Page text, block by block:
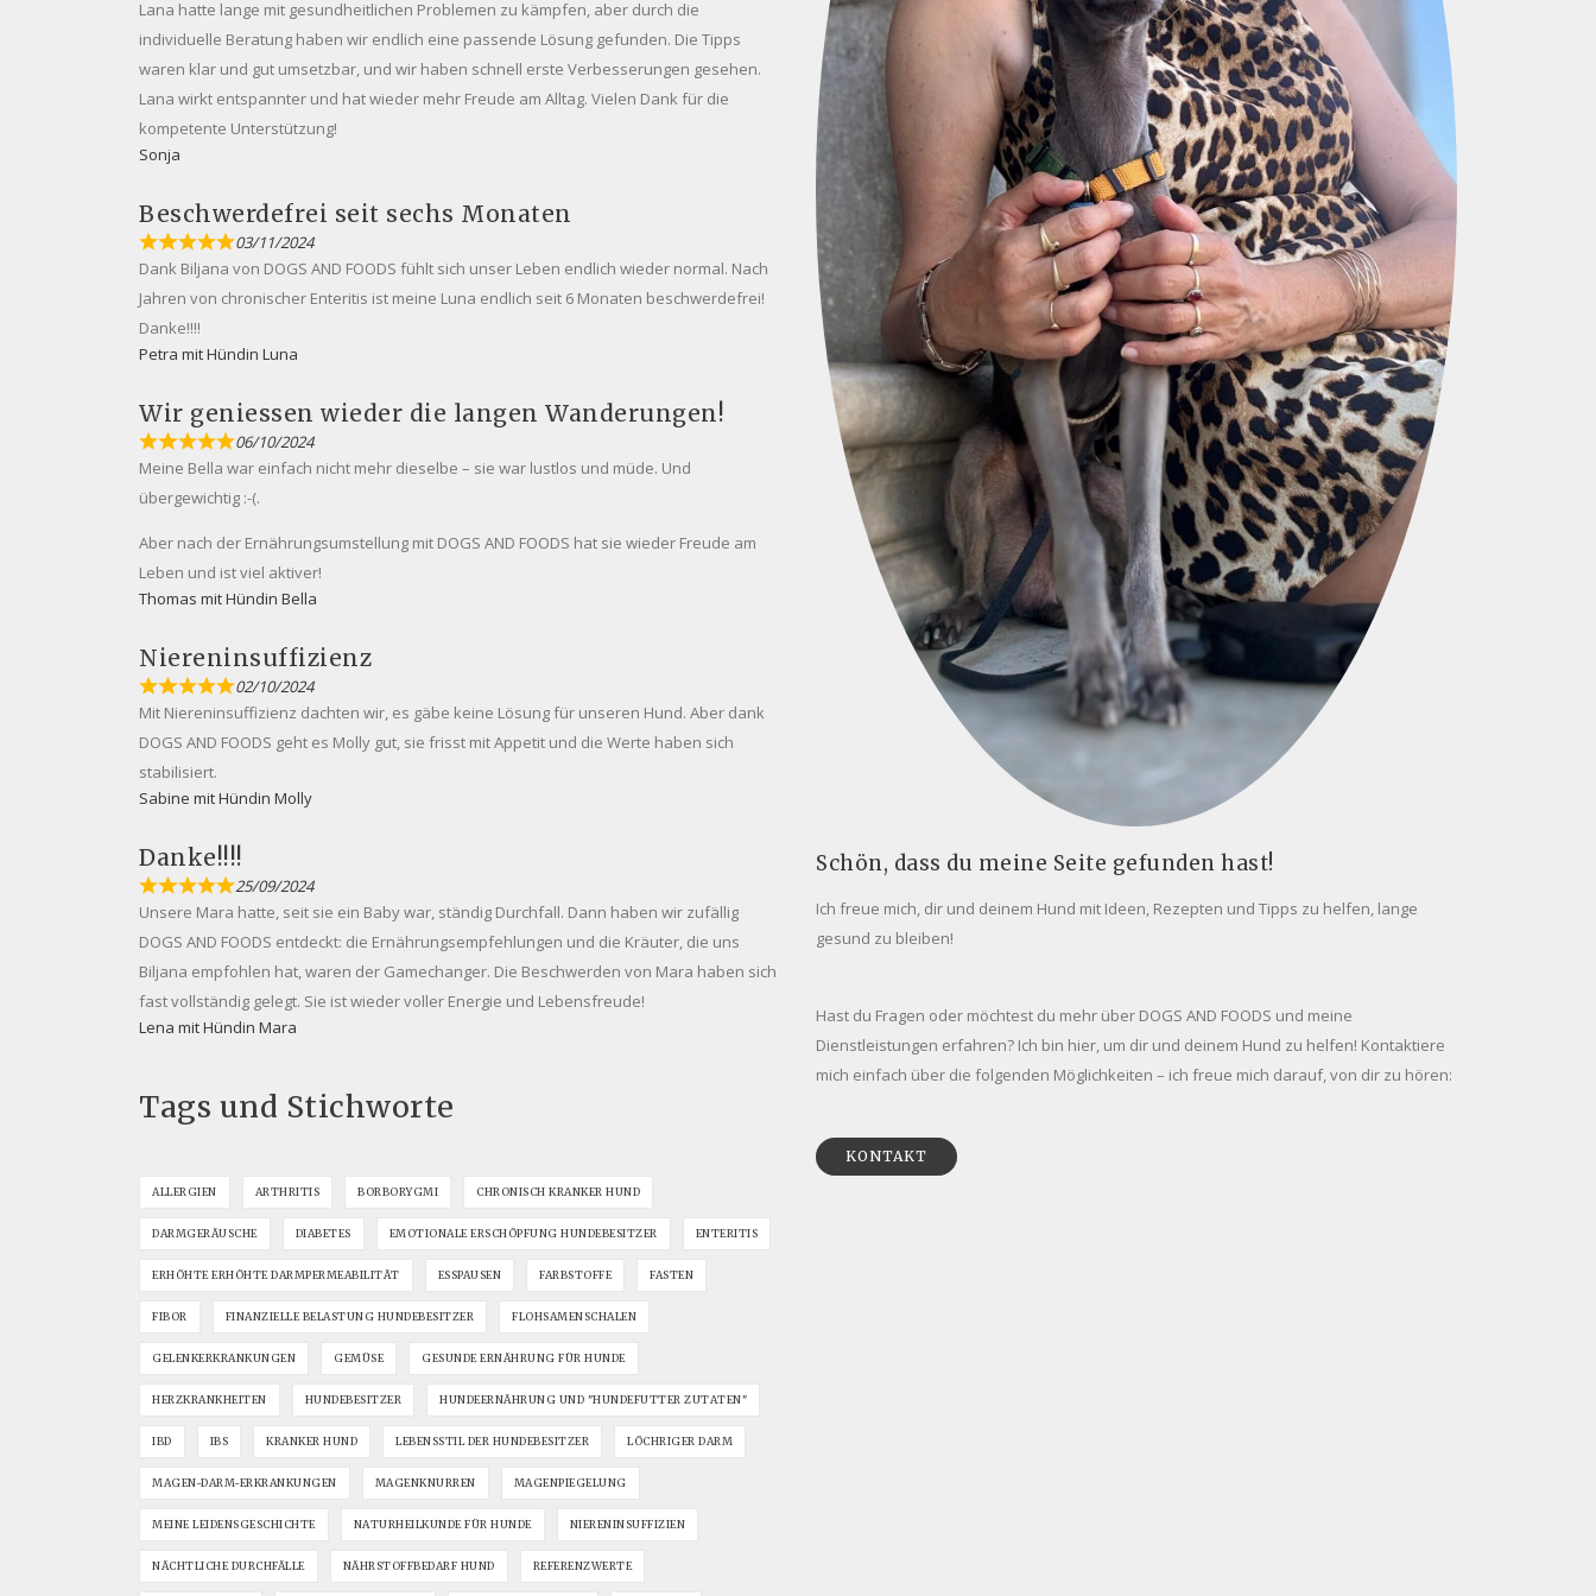
Lana hatte lange mit gesundheitlichen Problemen zu kämpfen, aber durch die
individuelle Beratung haben wir endlich eine passende Lösung gefunden. Die Tipps
waren klar und gut umsetzbar, und wir haben schnell erste Verbesserungen gesehen.
Lana wirkt entspannter und hat wieder mehr Freude am Alltag. Vielen Dank für die
kompetente Unterstützung!
Sonja
Beschwerdefrei seit sechs Monaten
03/11/2024
Dank Biljana von DOGS AND FOODS fühlt sich unser Leben endlich wieder normal. Nach
Jahren von chronischer Enteritis ist meine Luna endlich seit 6 Monaten beschwerdefrei!
Danke!!!!
Petra mit Hündin Luna
Wir geniessen wieder die langen Wanderungen!
06/10/2024
Meine Bella war einfach nicht mehr dieselbe – sie war lustlos und müde. Und
übergewichtig :-(.
Aber nach der Ernährungsumstellung mit DOGS AND FOODS hat sie wieder Freude am
Leben und ist viel aktiver!
Thomas mit Hündin Bella
Niereninsuffizienz
02/10/2024
Mit Niereninsuffizienz dachten wir, es gäbe keine Lösung für unseren Hund. Aber dank
DOGS AND FOODS geht es Molly gut, sie frisst mit Appetit und die Werte haben sich
stabilisiert.
Sabine mit Hündin Molly
Danke!!!!
25/09/2024
Unsere Mara hatte, seit sie ein Baby war, ständig Durchfall. Dann haben wir zufällig
DOGS AND FOODS entdeckt: die Ernährungsempfehlungen und die Kräuter, die uns
Biljana empfohlen hat, waren der Gamechanger. Die Beschwerden von Mara haben sich
fast vollständig gelegt. Sie ist wieder voller Energie und Lebensfreude!
Lena mit Hündin Mara
Tags und Stichworte
ALLERGIEN ARTHRITIS BORBORYGMI CHRONISCH KRANKER HUND
DARMGERÄUSCHE DIABETES EMOTIONALE ERSCHÖPFUNG HUNDEBESITZER ENTERITIS
ERHÖHTE ERHÖHTE DARMPERMEABILITÄT ESSPAUSEN FARBSTOFFE FASTEN
FIBOR FINANZIELLE BELASTUNG HUNDEBESITZER FLOHSAMENSCHALEN
GELENKERKRANKUNGEN GEMÜSE GESUNDE ERNÄHRUNG FÜR HUNDE
HERZKRANKHEITEN HUNDEBESITZER HUNDEERNÄHRUNG UND "HUNDEFUTTER ZUTATEN"
IBD IBS KRANKER HUND LEBENSSTIL DER HUNDEBESITZER LÖCHRIGER DARM
MAGEN-DARM-ERKRANKUNGEN MAGENKNURREN MAGENPIEGELUNG
MEINE LEIDENSGESCHICHTE NATURHEILKUNDE FÜR HUNDE NIERENINSUFFIZIEN
NÄCHTLICHE DURCHFÄLLE NÄHRSTOFFBEDARF HUND REFERENZWERTE
Schön, dass du meine Seite gefunden hast!
Ich freue mich, dir und deinem Hund mit Ideen, Rezepten und Tipps zu helfen, lange
gesund zu bleiben!
Hast du Fragen oder möchtest du mehr über DOGS AND FOODS und meine
Dienstleistungen erfahren? Ich bin hier, um dir und deinem Hund zu helfen! Kontaktiere
mich einfach über die folgenden Möglichkeiten – ich freue mich darauf, von dir zu hören:
KONTAKT